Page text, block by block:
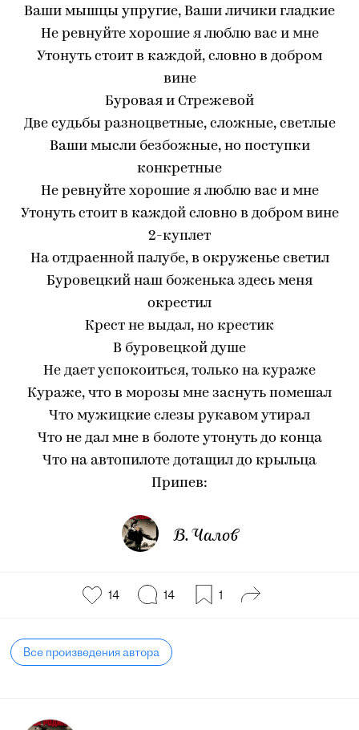
Ваши мышцы упругие, Ваши личики гладкие
Не ревнуйте хорошие я люблю вас и мне
Утонуть стоит в каждой, словно в добром
вине
Буровая и Стрежевой
Две судьбы разноцветные, сложные, светлые
Ваши мысли безбожные, но поступки
конкретные
Не ревнуйте хорошие я люблю вас и мне
Утонуть стоит в каждой словно в добром вине
2-куплет
На отдраенной палубе, в окруженье светил
Буровецкий наш боженька здесь меня
окрестил
Крест не выдал, но крестик
В буровецкой душе
Не дает успокоиться, только на кураже
Кураже, что в морозы мне заснуть помешал
Что мужицкие слезы рукавом утирал
Что не дал мне в болоте утонуть до конца
Что на автопилоте дотащил до крыльца
Припев:
В. Чалов
14 14 1
Все произведения автора